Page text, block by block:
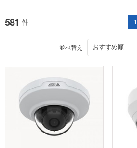
581 件 1
並べ替え おすすめ順